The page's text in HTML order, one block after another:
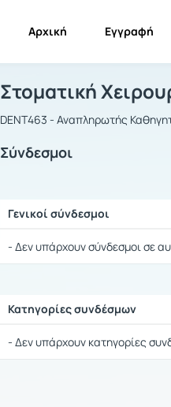
Αρχική Εγγραφή
Μάθημα :
Στοματική
DENT463 - Αναπληρωτής
Σύνδεσμοι
Γενικοί σύνδεσμοι
- Δεν υπάρχουν σύνδεσμοι σε
Κατηγορίες συνδέσμων
- Δεν υπάρχουν κατηγορίες